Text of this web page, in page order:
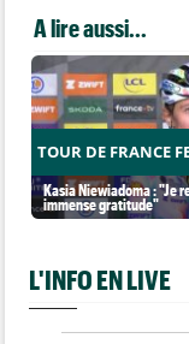
A lire aussi...
TOUR DE FRANCE
Kasia Niewiadoma : "Je
immense gratitude"
L'INFO EN LIVE